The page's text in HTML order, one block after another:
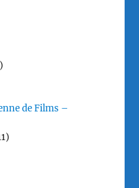
de Films –